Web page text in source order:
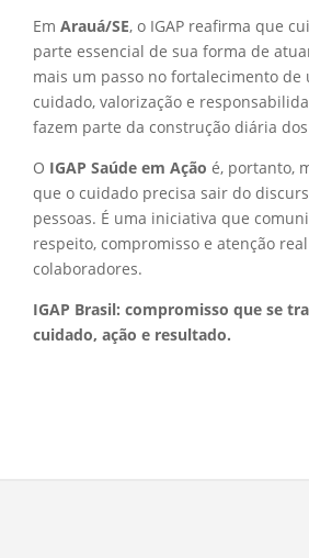
Em Arauá/SE, o IGAP reafirma que
parte essencial de sua forma de
mais um passo no fortalecimento de
cuidado, valorização e
fazem parte da construção diária
O IGAP Saúde em Ação é, portanto,
que o cuidado precisa sair do
pessoas. É uma iniciativa que
respeito, compromisso e atenção
colaboradores.
IGAP Brasil: compromisso que se
cuidado, ação e resultado.